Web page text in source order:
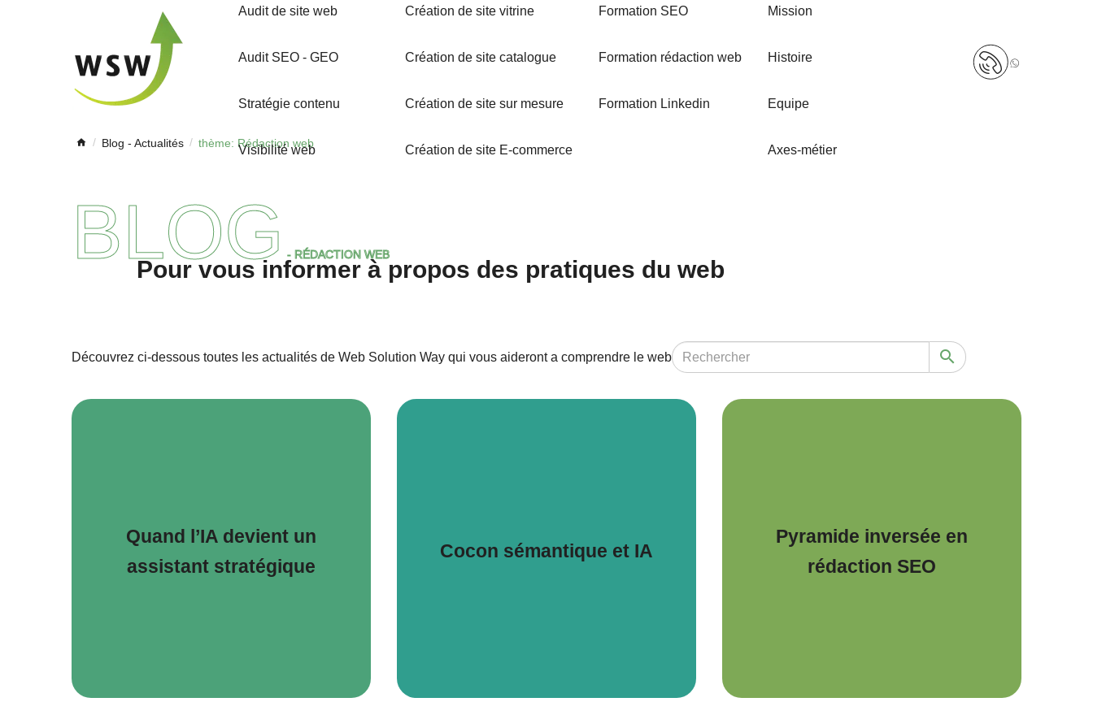
menu
Audit de site web
Audit SEO - GEO
Stratégie contenu
Visibilité web
Création de site vitrine
Création de site catalogue
Création de site sur mesure
Création de site E-commerce
Formation SEO
Formation rédaction web
Formation Linkedin
Mission
Histoire
Equipe
Axes-métier
+32
(0)498
Blog - Actualités thème: Rédaction web
BLOG - RÉDACTION WEB
Pour vous informer à propos des pratiques du web
Découvrez ci-dessous toutes les actualités de Web Solution Way qui vous aideront a comprendre le web
Quand l’IA devient un
assistant stratégique
Cocon sémantique et IA
Pyramide inversée en
rédaction SEO